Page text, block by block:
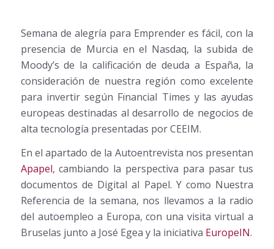
Semana de alegría para Emprender es fácil, con la
presencia de Murcia en el Nasdaq, la subida de
Moody’s de la calificación de deuda a España, la
consideración de nuestra región como excelente
para invertir según Fïnancial Times y las ayudas
europeas destinadas al desarrollo de negocios de
alta tecnología presentadas por CEEIM.
En el apartado de la Autoentrevista nos presentan
Apapel, cambiando la perspectiva para pasar tus
documentos de Digital al Papel. Y como Nuestra
Referencia de la semana, nos llevamos a la radio
del autoempleo a Europa, con una visita virtual a
Bruselas junto a José Egea y la iniciativa EuropeIN.